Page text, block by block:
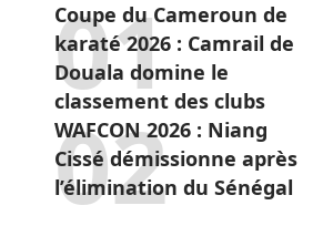
Coupe du Cameroun de
karaté 2026 : Camrail de
Douala domine le
classement des clubs
WAFCON 2026 : Niang
Cissé démissionne après
l’élimination du Sénégal